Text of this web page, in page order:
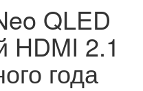
QLED
HDMI 2.1
года